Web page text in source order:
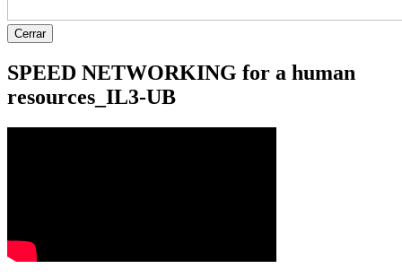
Cerrar
SPEED NETWORKING for a human
resources_IL3-UB